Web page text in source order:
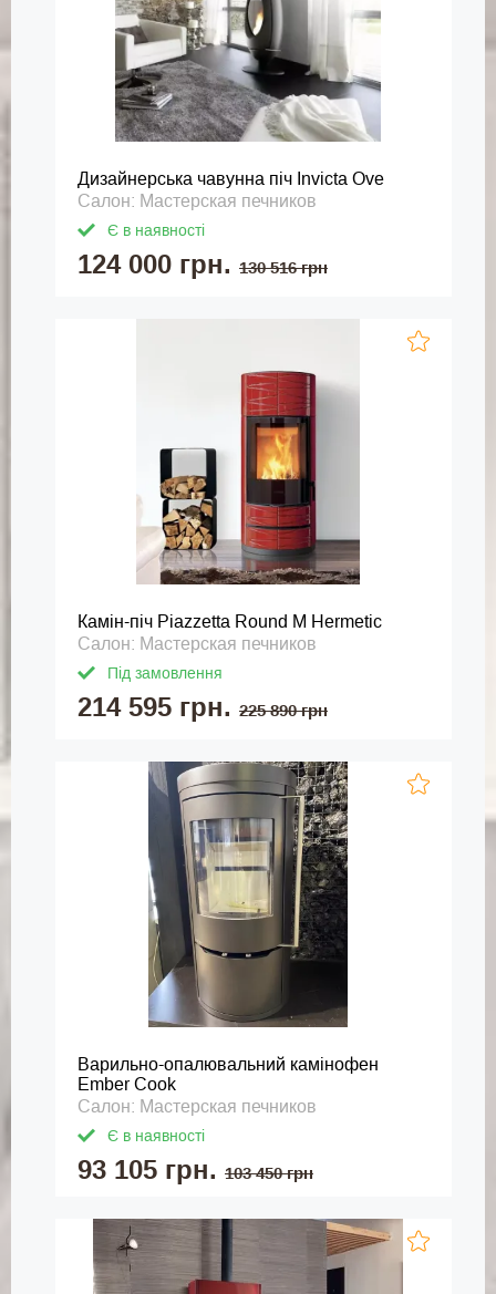
Дизайнерська чавунна піч Invicta Ove
Салон: Мастерская печников
Є в наявності
124 000 грн. 130 516 грн
Камін-піч Piazzetta Round M Hermetic
Салон: Мастерская печников
Під замовлення
214 595 грн. 225 890 грн
Варильно-опалювальний камінофен
Ember Cook
Салон: Мастерская печников
Є в наявності
93 105 грн. 103 450 грн